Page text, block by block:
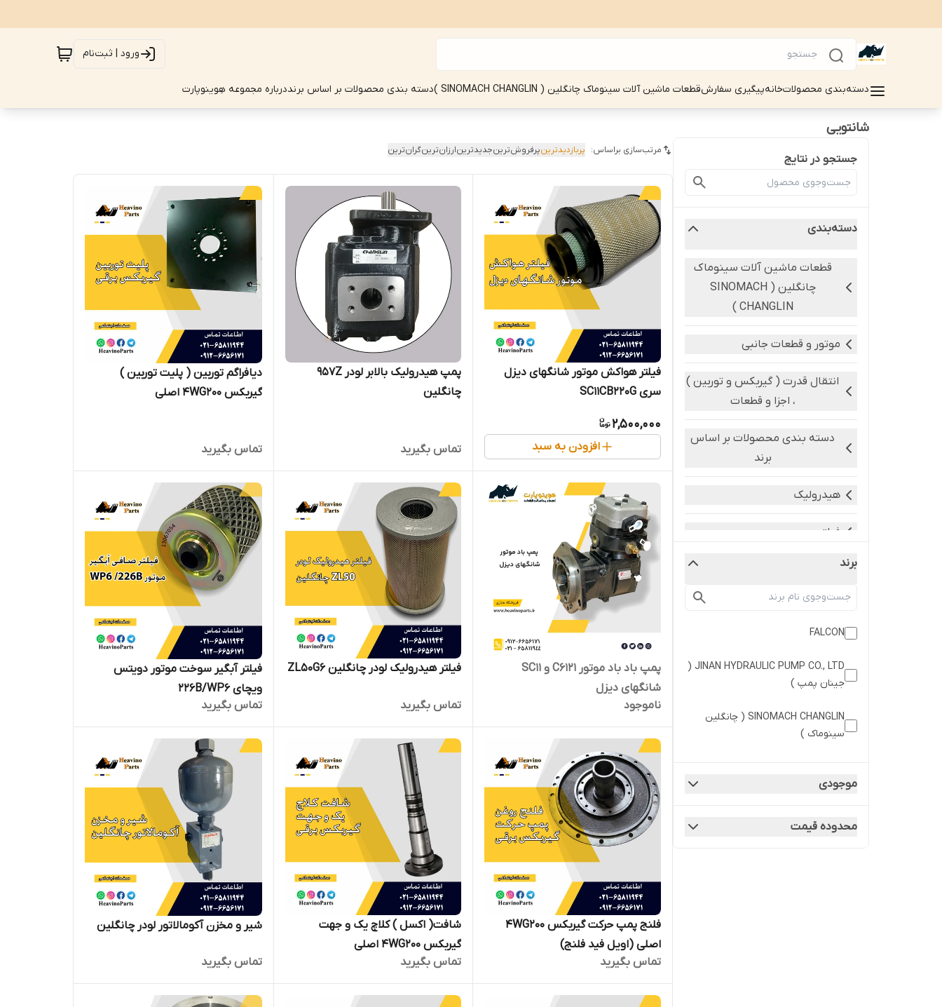
ورود | ثبت‌نام
دسته‌بندی محصولاتخانهپیگیری سفارشقطعات ماشین آلات سینوماک چانگلین ( SINOMACH CHANGLIN ) دسته بندی محصولات بر اساس برنددرباره مجموعه هِوینوپارت
شانتویی
جستجو در نتایج
دسته‌بندی
قطعات ماشین آلات سینوماک
چانگلین ( SINOMACH
CHANGLIN )
موتور و قطعات جانبی
انتقال قدرت ( گیربکس و توربین )
، اجزا و قطعات
دسته بندی محصولات بر اساس
برند
هیدرولیک
فیلتر
برند
FALCON
JINAN HYDRAULIC PUMP CO., LTD (
جینان پمپ )
SINOMACH CHANGLIN ( چانگلین
سینوماک )
شانگهای دیزل
موجودی
محدوده قیمت
مرتب‌سازی براساس: پربازدیدترینپرفروش‌ترینجدیدترینارزان‌ترینگران‌ترین
فیلتر هواکش موتور شانگهای دیزل
سری SC11CB220G
2,500,000
افزودن به سبد
پمپ هیدرولیک بالابر لودر 957Z
چانگلین
تماس بگیرید
دیافراگم توربین ( پلیت توربین )
گیربکس 4WG200 اصلی
تماس بگیرید
پمپ باد باد موتور C6121 و SC11
شانگهای دیزل
ناموجود
فیلتر هیدرولیک لودر چانگلین ZL50G6
تماس بگیرید
فیلتر آبگیر سوخت موتور دویتس
ویچای 226B/WP6
تماس بگیرید
فلنج پمپ حرکت گیربکس 4WG200
اصلی (اویل فید فلنج)
تماس بگیرید
شافت( اکسل ) کلاچ یک و جهت
گیربکس 4WG200 اصلی
تماس بگیرید
شیر و مخزن آکومالاتور لودر چانگلین
تماس بگیرید